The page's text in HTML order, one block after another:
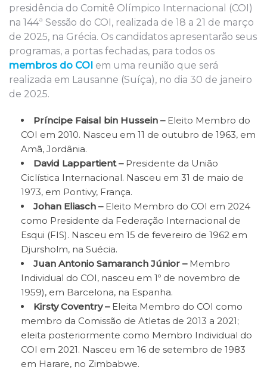
presidência do Comitê Olímpico Internacional (COI)
na 144ª Sessão do COI, realizada de 18 a 21 de março
de 2025, na Grécia. Os candidatos apresentarão seus
programas, a portas fechadas, para todos os
membros do COI em uma reunião que será
realizada em Lausanne (Suíça), no dia 30 de janeiro
de 2025.
Príncipe Faisal bin Hussein –Eleito Membro do
COI em 2010. Nasceu em 11 de outubro de 1963, em
Amã, Jordânia.
David Lappartient –Presidente da União
Ciclística Internacional. Nasceu em 31 de maio de
1973, em Pontivy, França.
Johan Eliasch –Eleito Membro do COI em 2024
como Presidente da Federação Internacional de
Esqui (FIS). Nasceu em 15 de fevereiro de 1962 em
Djursholm, na Suécia.
Juan Antonio Samaranch Júnior –Membro
Individual do COI, nasceu em 1º de novembro de
1959), em Barcelona, na Espanha.
Kirsty Coventry –Eleita Membro do COI como
membro da Comissão de Atletas de 2013 a 2021;
eleita posteriormente como Membro Individual do
COI em 2021. Nasceu em 16 de setembro de 1983
em Harare, no Zimbabwe.